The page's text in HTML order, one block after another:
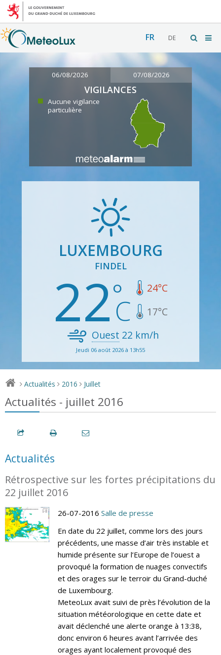
FR DE
06/08/2026 07/08/2026
VIGILANCES
Aucune vigilance
particulière
LUXEMBOURG
FINDEL
22 24°C
17°C
Ouest 22 km/h
Jeudi 06 août 2026 à 13h55
> Actualités > 2016 > Juillet
Actualités - juillet 2016
Actualités
Rétrospective sur les fortes précipitations du
22 juillet 2016
26-07-2016 Salle de presse
En date du 22 juillet, comme lors des jours
précédents, une masse d’air très instable et
humide présente sur l’Europe de l’ouest a
provoqué la formation de nuages convectifs
et des orages sur le terroir du Grand-duché
de Luxembourg.
MeteoLux avait suivi de près l’évolution de la
situation météorologique en cette date et
avait déclenché une alerte orange à 13:38,
donc environ 6 heures avant l’arrivée des
orages ayant localement provoqué des